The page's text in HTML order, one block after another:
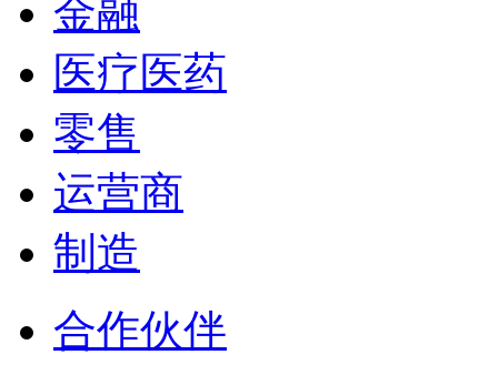
金融
医疗医药
零售
运营商
制造
合作伙伴